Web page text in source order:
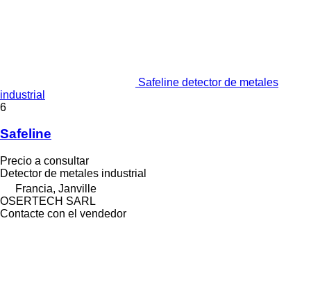
Safeline detector de metales
industrial
6
Safeline
Precio a consultar
Detector de metales industrial
Francia, Janville
OSERTECH SARL
Contacte con el vendedor